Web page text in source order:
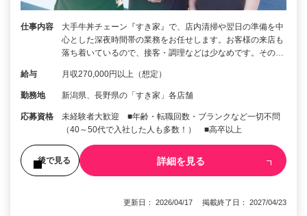
仕事内容
大手牛丼チェーン『すき家』で、店内清掃や翌日の準備を中
心とした深夜時間帯の業務をお任せします。お客様の来店も
落ち着いているので、接客・調理などは少なめです。その…
給与 月収270,000円以上（想定）
勤務地 新潟県、長野県の「すき家」各店舗
応募資格
未経験者大歓迎 ■年齢・転職回数・ブランクなど一切不問
（40～50代で入社した人も多数！） ■高卒以上
後で見る 詳細を見る
更新日： 2026/04/17 掲載終了日： 2027/04/23